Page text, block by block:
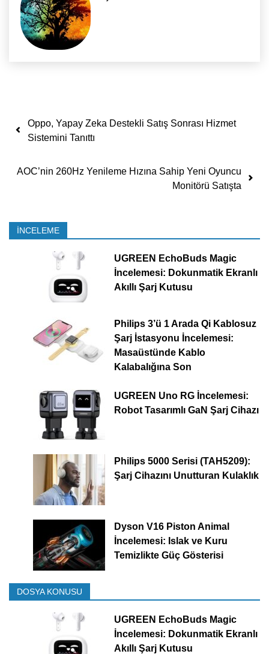
Yazı dolaşımı
Oppo, Yapay Zeka Destekli Satış Sonrası Hizmet
Sistemini Tanıttı
AOC’nin 260Hz Yenileme Hızına Sahip Yeni Oyuncu
Monitörü Satışta
İNCELEME
UGREEN EchoBuds Magic
İncelemesi: Dokunmatik Ekranlı
Akıllı Şarj Kutusu
Philips 3’ü 1 Arada Qi Kablosuz
Şarj İstasyonu İncelemesi:
Masaüstünde Kablo
Kalabalığına Son
UGREEN Uno RG İncelemesi:
Robot Tasarımlı GaN Şarj Cihazı
Philips 5000 Serisi (TAH5209):
Şarj Cihazını Unutturan Kulaklık
Dyson V16 Piston Animal
İncelemesi: Islak ve Kuru
Temizlikte Güç Gösterisi
DOSYA KONUSU
UGREEN EchoBuds Magic
İncelemesi: Dokunmatik Ekranlı
Akıllı Şarj Kutusu